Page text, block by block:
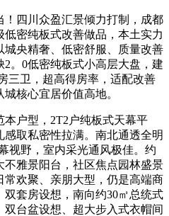
四川众盈汇景倾力打制，成都
密纯板式改善做品，本土实力
城央精奢、低密舒服、质量改善
。0低密纯板式小高层大盘，建
三卫，超高得房率，适配改善
核心宜居价值高地。
户型，2T2户纯板式天幕平
取私密性拉满。南北通透全明
视野，室内采光通风极佳。约
不雅景阳台，社区焦点园林盛景
欢聚、亲朋大型，仍是高端商
套房设想，南向约30㎡总统式
台盆设想、超大步入式衣帽间